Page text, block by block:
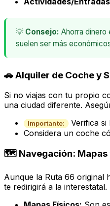
💡 Consejo: Ahorra
suelen ser más
🚗 Alquiler de Coche y
Si no viajas con tu propio
una ciudad diferente.
Importante:
Verifica si
Considera un coche
🗺️ Navegación: Mapas
Aunque la Ruta 66 original
te redirigirá a la interestatal.